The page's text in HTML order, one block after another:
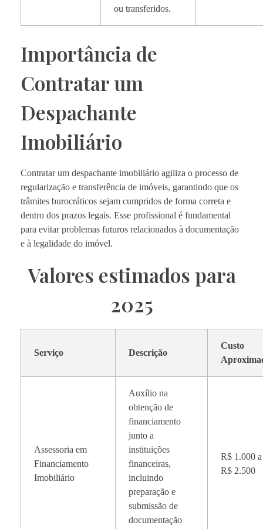
ou transferidos.
Importância de
Contratar um
Despachante
Imobiliário
Contratar um despachante imobiliário agiliza o processo de
regularização e transferência de imóveis, garantindo que os
trâmites burocráticos sejam cumpridos de forma correta e
dentro dos prazos legais. Esse profissional é fundamental
para evitar problemas futuros relacionados à documentação
e à legalidade do imóvel.
Valores estimados para
2025
Serviço Descrição
Custo
Assessoria em
Financiamento
Imobiliário
Auxílio na
obtenção de
financiamento
junto a
instituições
financeiras,
incluindo
preparação e
submissão de
documentação
R$ 1.000 a
R$ 2.500